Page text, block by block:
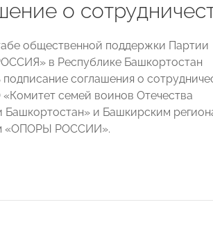
о
общественной поддержки Партии
в Республике Башкортостан
подписание соглашения о
семей воинов Отечества
Башкортостан» и Башкирским
«ОПОРЫ РОССИИ».